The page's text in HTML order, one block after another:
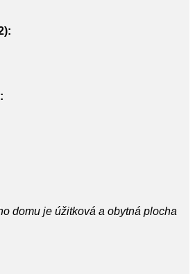
domu je úžitková a obytná plocha